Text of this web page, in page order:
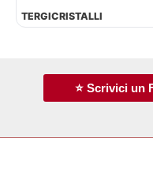
TERGICRISTALLI
⭐ Scrivici un